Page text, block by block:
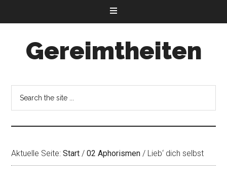
Gereimtheiten
Aktuelle Seite:Start / 02 Aphorismen / Lieb‘ dich selbst